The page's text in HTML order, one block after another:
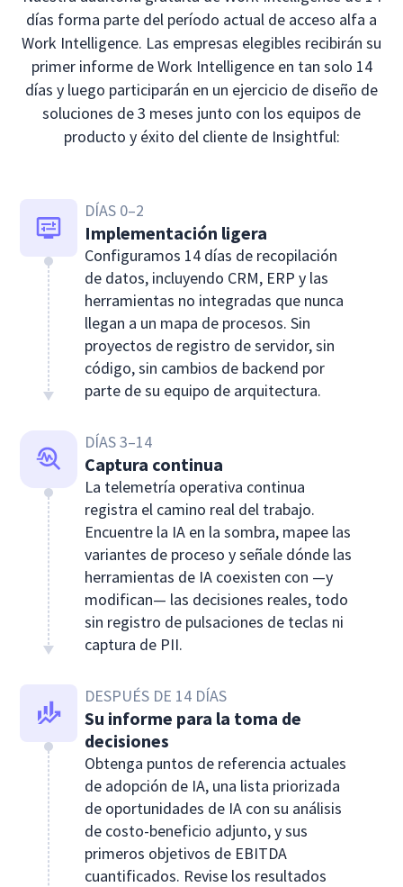
días forma parte del período actual de acceso alfa a
Work Intelligence. Las empresas elegibles recibirán su
primer informe de Work Intelligence en tan solo 14
días y luego participarán en un ejercicio de diseño de
soluciones de 3 meses junto con los equipos de
producto y éxito del cliente de Insightful:
DÍAS 0–2
Implementación ligera
Configuramos 14 días de recopilación
de datos, incluyendo CRM, ERP y las
herramientas no integradas que nunca
llegan a un mapa de procesos. Sin
proyectos de registro de servidor, sin
código, sin cambios de backend por
parte de su equipo de arquitectura.
DÍAS 3–14
Captura continua
La telemetría operativa continua
registra el camino real del trabajo.
Encuentre la IA en la sombra, mapee las
variantes de proceso y señale dónde las
herramientas de IA coexisten con —y
modifican— las decisiones reales, todo
sin registro de pulsaciones de teclas ni
captura de PII.
DESPUÉS DE 14 DÍAS
Su informe para la toma de
decisiones
Obtenga puntos de referencia actuales
de adopción de IA, una lista priorizada
de oportunidades de IA con su análisis
de costo-beneficio adjunto, y sus
primeros objetivos de EBITDA
cuantificados. Revise los resultados